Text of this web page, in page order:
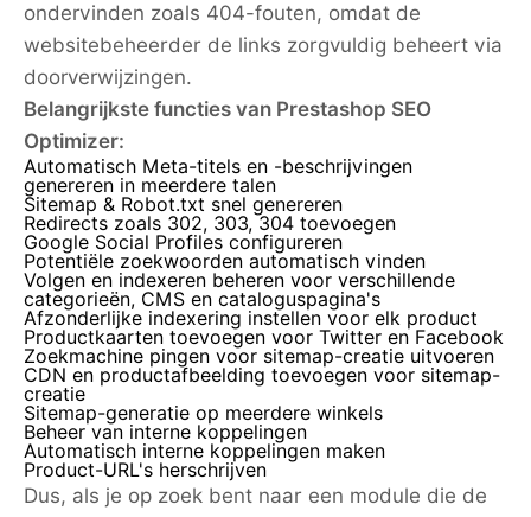
ondervinden zoals 404-fouten, omdat de
websitebeheerder de links zorgvuldig beheert via
doorverwijzingen.
Belangrijkste functies van Prestashop SEO
Optimizer:
Automatisch Meta-titels en -beschrijvingen
genereren in meerdere talen
Sitemap & Robot.txt snel genereren
Redirects zoals 302, 303, 304 toevoegen
Google Social Profiles configureren
Potentiële zoekwoorden automatisch vinden
Volgen en indexeren beheren voor verschillende
categorieën, CMS en cataloguspagina's
Afzonderlijke indexering instellen voor elk product
Productkaarten toevoegen voor Twitter en Facebook
Zoekmachine pingen voor sitemap-creatie uitvoeren
CDN en productafbeelding toevoegen voor sitemap-
creatie
Sitemap-generatie op meerdere winkels
Beheer van interne koppelingen
Automatisch interne koppelingen maken
Product-URL's herschrijven
Dus, als je op zoek bent naar een module die de